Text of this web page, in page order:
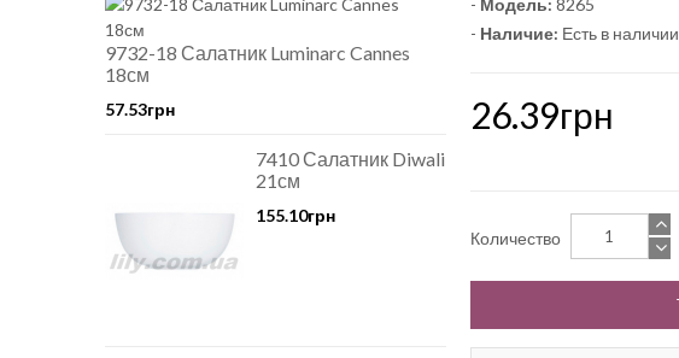
9732-18 Салатник Luminarc Cannes
18см
57.53грн
7410 Салатник Diwali
21см
155.10грн
- Модель: 8265
- Наличие: Есть в наличии
26.39грн
Количество